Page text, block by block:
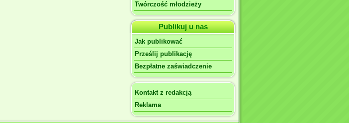
Twórczość młodzieży
Publikuj u nas
Jak publikować
Prześlij publikację
Bezpłatne zaświadczenie
Kontakt z redakcją
Reklama